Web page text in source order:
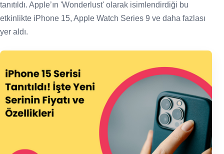
tanıtıldı. Apple’ın 'Wonderlust' olarak isimlendirdiği bu
etkinlikte iPhone 15, Apple Watch Series 9 ve daha fazlası
yer aldı.